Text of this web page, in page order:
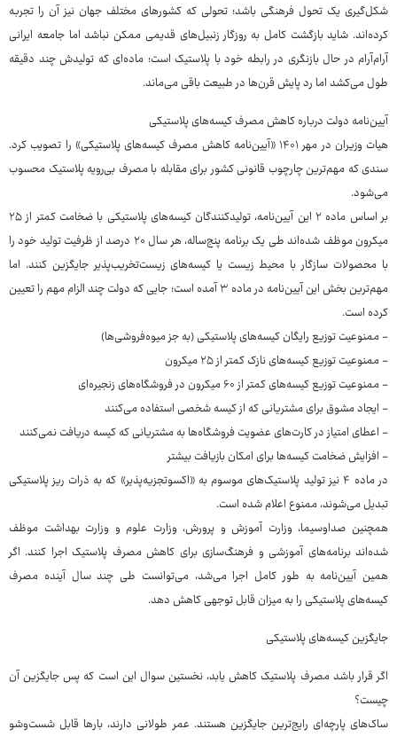
شکل‌گیری یک تحول فرهنگی باشد؛ تحولی که کشورهای مختلف جهان نیز آن را تجربه
کرده‌اند. شاید بازگشت کامل به روزگار زنبیل‌های قدیمی ممکن نباشد اما جامعه ایرانی
آرام‌آرام در حال بازنگری در رابطه خود با پلاستیک است؛ ماده‌ای که تولیدش چند دقیقه
طول می‌کشد اما رد پایش قرن‌ها در طبیعت باقی می‌ماند.
آیین‌نامه دولت درباره کاهش مصرف کیسه‌های پلاستیکی
هیات وزیران در مهر ۱۴۰۱ «آیین‌نامه کاهش مصرف کیسه‌های پلاستیکی» را تصویب کرد.
سندی که مهم‌ترین چارچوب قانونی کشور برای مقابله با مصرف بی‌رویه پلاستیک محسوب
می‌شود.
بر اساس ماده ۲ این آیین‌نامه، تولیدکنندگان کیسه‌های پلاستیکی با ضخامت کمتر از ۲۵
میکرون موظف شده‌اند طی یک برنامه پنج‌ساله، هر سال ۲۰ درصد از ظرفیت تولید خود را
با محصولات سازگار با محیط زیست یا کیسه‌های زیست‌تخریب‌پذیر جایگزین کنند. اما
مهم‌ترین بخش این آیین‌نامه در ماده ۳ آمده است؛ جایی که دولت چند الزام مهم را تعیین
کرده است.
- ممنوعیت توزیع رایگان کیسه‌های پلاستیکی (به جز میوه‌فروشی‌ها)
- ممنوعیت توزیع کیسه‌های نازک کمتر از ۲۵ میکرون
- ممنوعیت توزیع کیسه‌های کمتر از ۶۰ میکرون در فروشگاه‌های زنجیره‌ای
- ایجاد مشوق برای مشتریانی که از کیسه شخصی استفاده می‌کنند
- اعطای امتیاز در کارت‌های عضویت فروشگاه‌ها به مشتریانی که کیسه دریافت نمی‌کنند
- افزایش ضخامت کیسه‌ها برای امکان بازیافت بیشتر
در ماده ۴ نیز تولید پلاستیک‌های موسوم به «اکسوتجزیه‌پذیر» که به ذرات ریز پلاستیکی
تبدیل می‌شوند، ممنوع اعلام شده است.
همچنین صداوسیما، وزارت آموزش و پرورش، وزارت علوم و وزارت بهداشت موظف
شده‌اند برنامه‌های آموزشی و فرهنگ‌سازی برای کاهش مصرف پلاستیک اجرا کنند. اگر
همین آیین‌نامه به طور کامل اجرا می‌شد، می‌توانست طی چند سال آینده مصرف
کیسه‌های پلاستیکی را به میزان قابل توجهی کاهش دهد.
جایگزین کیسه‌های پلاستیکی
اگر قرار باشد مصرف پلاستیک کاهش یابد، نخستین سوال این است که پس جایگزین آن
چیست؟
ساک‌های پارچه‌ای رایج‌ترین جایگزین هستند. عمر طولانی دارند، بارها قابل شست‌وشو